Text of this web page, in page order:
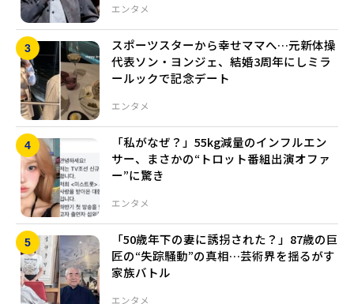
エンタメ
エンタメ
スポーツスターから幸せママへ…元新体操
代表ソン・ヨンジェ、結婚3周年にしミラ
ールックで記念デート
エンタメ
「私がなぜ？」55kg減量のインフルエン
サー、まさかの“トロット番組出演オファ
ー”に驚き
エンタメ
「50歳年下の妻に誘拐された？」87歳の巨
匠の“失踪騒動”の真相…芸術界を揺るがす
家族バトル